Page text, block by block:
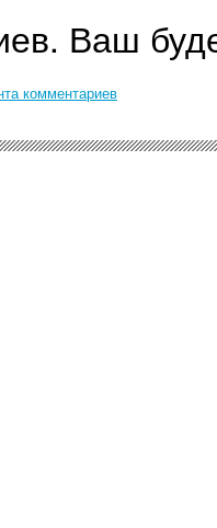
Ваш
комментариев